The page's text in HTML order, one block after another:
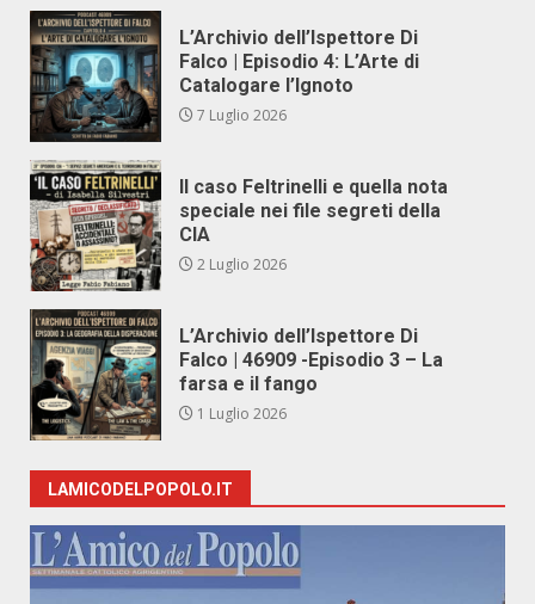
L’Archivio dell’Ispettore Di
Falco | Episodio 4: L’Arte di
Catalogare l’Ignoto
7 Luglio 2026
Il caso Feltrinelli e quella nota
speciale nei file segreti della
CIA
2 Luglio 2026
L’Archivio dell’Ispettore Di
Falco | 46909 -Episodio 3 – La
farsa e il fango
1 Luglio 2026
LAMICODELPOPOLO.IT